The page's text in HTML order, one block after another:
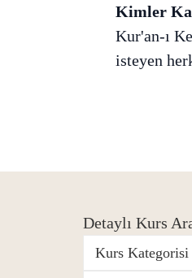
Kimler
Kur'an-ı
isteyen
Detaylı Kurs